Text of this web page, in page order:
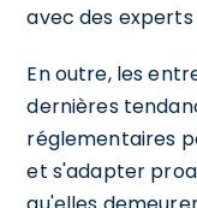
avec des experts
En outre, les
dernières
réglementaires
et s'adapter